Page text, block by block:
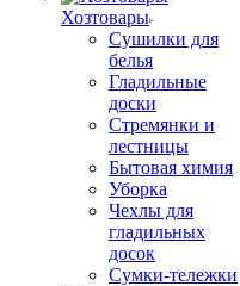
Хозтовары
Сушилки для
белья
Гладильные
доски
Стремянки и
лестницы
Бытовая химия
Уборка
Чехлы для
гладильных
досок
Сумки-тележки